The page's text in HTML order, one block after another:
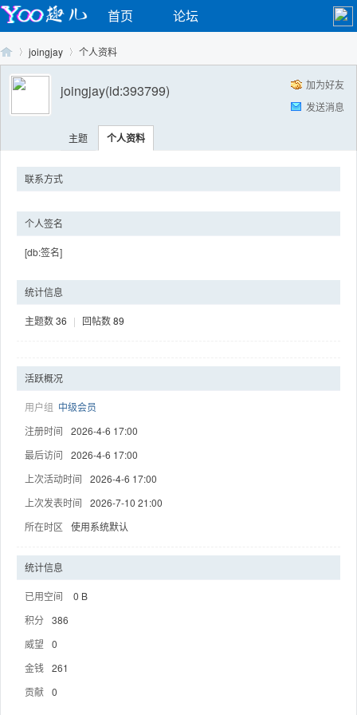
首页 论坛
Yo›
joingjay 个人资料
加为好友
发送消息
joingjay(id:393799)
主题 个人资料
联系方式
个人签名
[db:签名]
统计信息
主题数36 | 回帖数89
活跃概况
用户组 中级会员
注册时间
2026-4-6 17:00
最后访问
2026-4-6 17:00
上次活动时间
2026-4-6 17:00
上次发表时间
2026-7-10 21:00
所在时区
使用系统默认
统计信息
已用空间
0 B
积分 386
威望
0
金钱
261
贡献 0